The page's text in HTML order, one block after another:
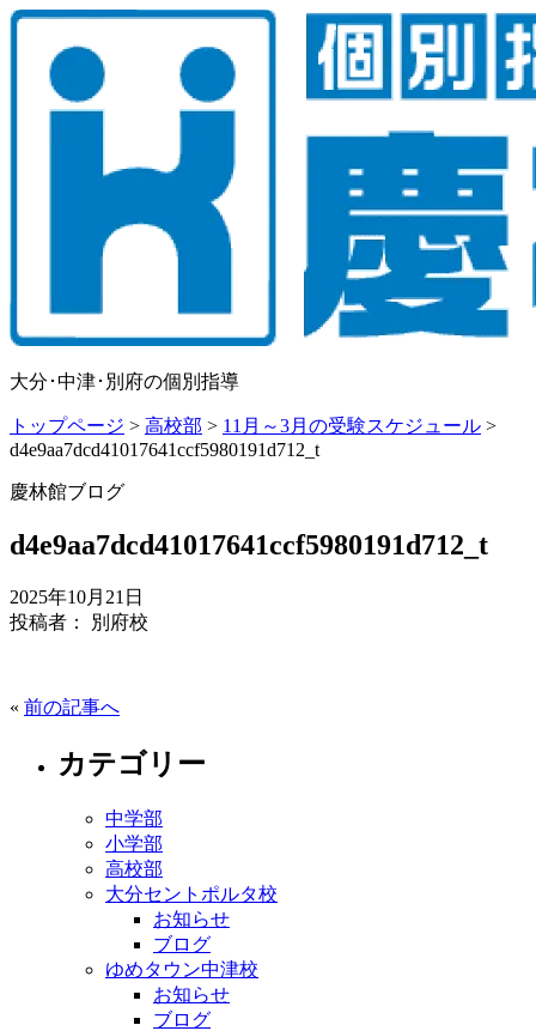
大分･中津･別府の個別指導
トップページ > 高校部 > 11月～3月の受験スケジュール >
d4e9aa7dcd41017641ccf5980191d712_t
慶林館ブログ
d4e9aa7dcd41017641ccf5980191d712_t
2025年10月21日
投稿者： 別府校
« 前の記事へ
カテゴリー
中学部
小学部
高校部
大分セントポルタ校
お知らせ
ブログ
ゆめタウン中津校
お知らせ
ブログ